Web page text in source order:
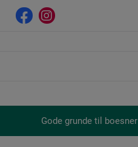
Gode grunde til boesner